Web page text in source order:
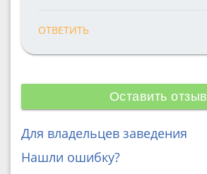
ОТВЕТИТЬ
Оставить отзыв
Для владельцев заведения
Нашли ошибку?